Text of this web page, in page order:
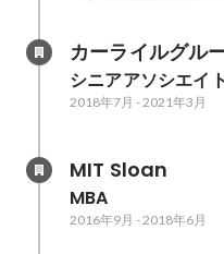
カーライルグル
シニアアソシエイト
2018年7月 - 2021年3月
MIT Sloan
MBA
2016年9月 - 2018年6月